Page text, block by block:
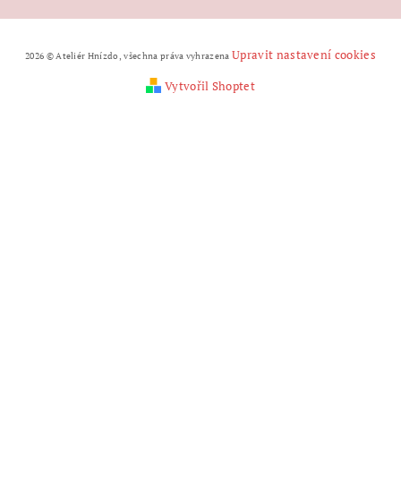
2026 © Ateliér Hnízdo, všechna práva vyhrazenaUpravit nastavení cookies
Vytvořil Shoptet